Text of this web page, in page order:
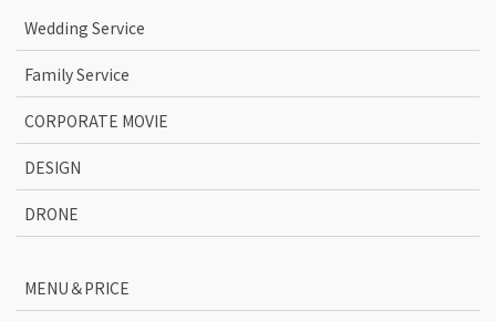
Wedding Service
Family Service
CORPORATE MOVIE
DESIGN
DRONE
MENU＆PRICE